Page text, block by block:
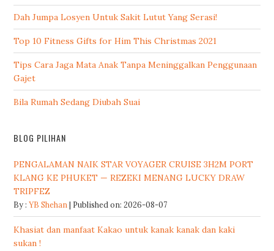
Dah Jumpa Losyen Untuk Sakit Lutut Yang Serasi!
Top 10 Fitness Gifts for Him This Christmas 2021
Tips Cara Jaga Mata Anak Tanpa Meninggalkan Penggunaan
Gajet
Bila Rumah Sedang Diubah Suai
BLOG PILIHAN
PENGALAMAN NAIK STAR VOYAGER CRUISE 3H2M PORT
KLANG KE PHUKET — REZEKI MENANG LUCKY DRAW
TRIPFEZ
By :YB Shehan Published on: 2026-08-07
Khasiat dan manfaat Kakao untuk kanak kanak dan kaki
sukan !